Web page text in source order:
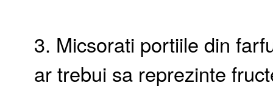
3. Micsorati portiile din
ar trebui sa reprezinte